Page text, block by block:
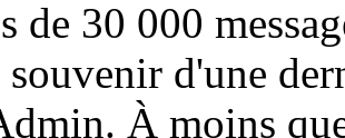
de 30 000
souvenir d'une
À moins